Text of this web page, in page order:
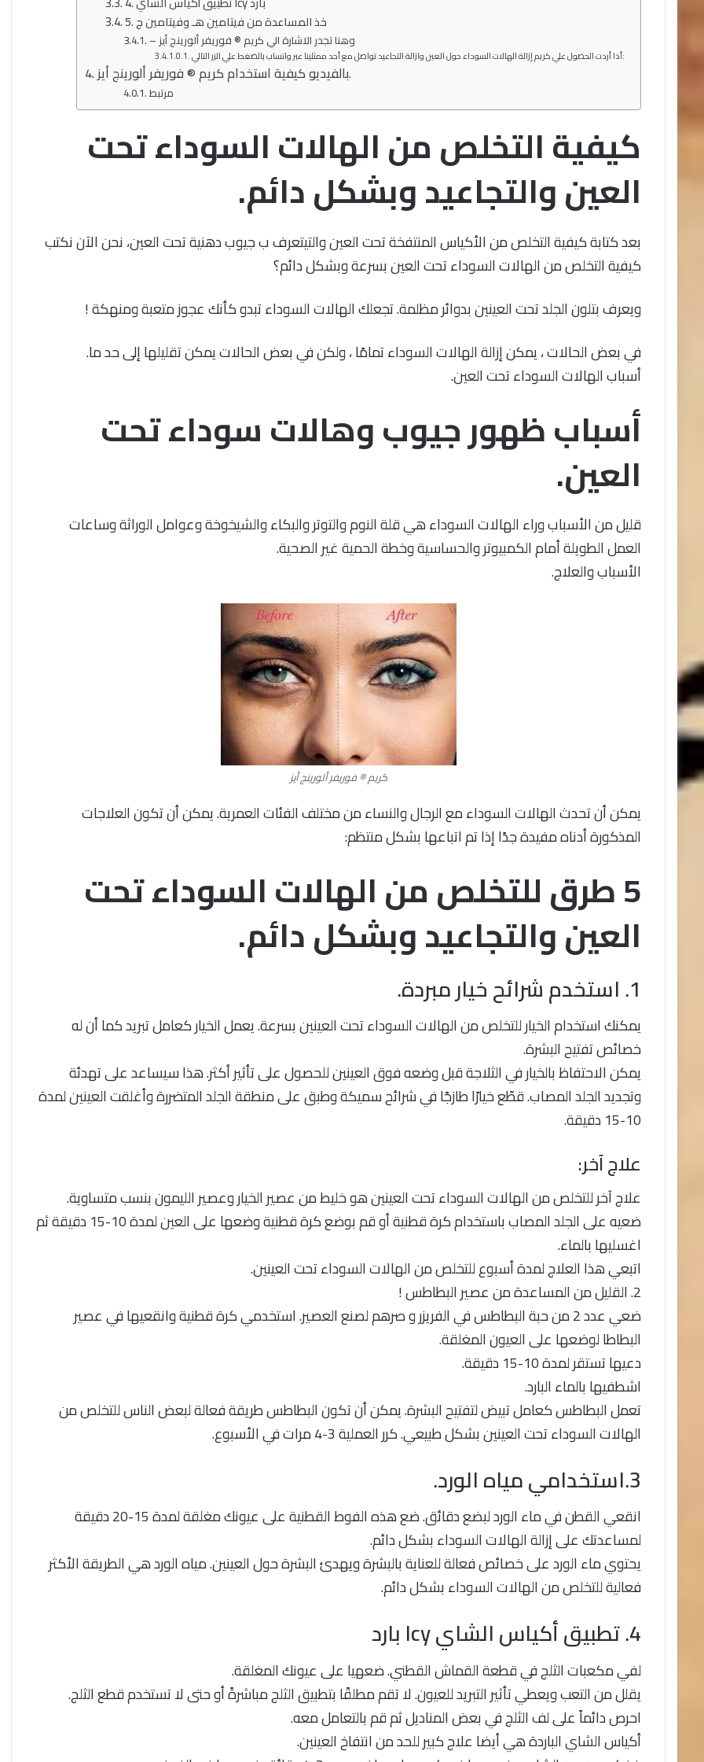
5. خذ المساعدة من فيتامين هـ وفيتامين ج
– وهنا تجدر الاشارة الي كريم ® فوريفر ألورينج أيز
أذا أردت الحصول علي كريم إزالة الهالات السوداء حول العين وازالة التجاعيد تواصل مع أحد ممثلينا عبر واتساب بالضغط علي الزر التالي:
بالفيديو كيفية استخدام كريم ® فوريفر ألورينج أيز.
مرتبط
كيفية التخلص من الهالات السوداء تحت
العين والتجاعيد وبشكل دائم.
بعد كتابة كيفية التخلص من الأكياس المنتفخة تحت العين والتيتعرف ب جيوب دهنية تحت العين، نحن الآن نكتب
كيفية التخلص من الهالات السوداء تحت العين بسرعة وبشكل دائم؟
ويعرف بتلون الجلد تحت العينين بدوائر مظلمة. تجعلك الهالات السوداء تبدو كأنك عجوز متعبة ومنهكة !
في بعض الحالات ، يمكن إزالة الهالات السوداء تمامًا ، ولكن في بعض الحالات يمكن تقليلها إلى حد ما.
أسباب الهالات السوداء تحت العين.
أسباب ظهور جيوب وهالات سوداء تحت
العين.
قليل من الأسباب وراء الهالات السوداء هي قلة النوم والتوتر والبكاء والشيخوخة وعوامل الوراثة وساعات
العمل الطويلة أمام الكمبيوتر والحساسية وخطة الحمية غير الصحية.
الأسباب والعلاج.
كريم ® فوريفر ألورينج أيز
يمكن أن تحدث الهالات السوداء مع الرجال والنساء من مختلف الفئات العمرية. يمكن أن تكون العلاجات
المذكورة أدناه مفيدة جدًا إذا تم اتباعها بشكل منتظم:
5 طرق للتخلص من الهالات السوداء تحت
العين والتجاعيد وبشكل دائم.
1. استخدم شرائح خيار مبردة.
يمكنك استخدام الخيار للتخلص من الهالات السوداء تحت العينين بسرعة. يعمل الخيار كعامل تبريد كما أن له
خصائص تفتيح البشرة.
يمكن الاحتفاظ بالخيار في الثلاجة قبل وضعه فوق العينين للحصول على تأثير أكثر. هذا سيساعد على تهدئة
وتجديد الجلد المصاب. قطّع خيارًا طازجًا في شرائح سميكة وطبق على منطقة الجلد المتضررة وأغلقت العينين لمدة
10-15 دقيقة.
علاج آخر:
علاج آخر للتخلص من الهالات السوداء تحت العينين هو خليط من عصير الخيار وعصير الليمون بنسب متساوية.
ضعيه على الجلد المصاب باستخدام كرة قطنية أو قم بوضع كرة قطنية وضعها على العين لمدة 10-15 دقيقة ثم
اغسليها بالماء.
اتبعي هذا العلاج لمدة أسبوع للتخلص من الهالات السوداء تحت العينين.
2. القليل من المساعدة من عصير البطاطس !
ضعي عدد 2 من حبة البطاطس في الفريزر و صرهم لصنع العصير. استخدمي كرة قطنية وانقعيها في عصير
البطاطا لوضعها على العيون المغلقة.
دعيها تستقر لمدة 10-15 دقيقة.
اشطفيها بالماء البارد.
تعمل البطاطس كعامل تبيض لتفتيح البشرة. يمكن أن تكون البطاطس طريقة فعالة لبعض الناس للتخلص من
الهالات السوداء تحت العينين بشكل طبيعي. كرر العملية 3-4 مرات في الأسبوع.
3.استخدامي مياه الورد.
انقعي القطن في ماء الورد لبضع دقائق. ضع هذه الفوط القطنية على عيونك مغلقة لمدة 15-20 دقيقة
لمساعدتك على إزالة الهالات السوداء بشكل دائم.
يحتوي ماء الورد على خصائص فعالة للعناية بالبشرة ويهدئ البشرة حول العينين. مياه الورد هي الطريقة الأكثر
فعالية للتخلص من الهالات السوداء بشكل دائم.
4. تطبيق أكياس الشاي Icy بارد
لفي مكعبات الثلج في قطعة القماش القطني. ضعهيا على عيونك المغلقة.
يقلل من التعب ويعطي تأثير التبريد للعيون. لا تقم مطلقًا بتطبيق الثلج مباشرةً أو حتى لا تستخدم قطع الثلج.
احرص دائماً على لف الثلج في بعض المناديل ثم قم بالتعامل معه.
أكياس الشاي الباردة هي أيضا علاج كبير للحد من انتفاخ العينين.
ماكا في النهدي
السعودية
شراء ملتي ماكا في السعودية ودول
الخليج أماكن البيع
و
القذف
|
المنتج
الأصلي
فيتوليز و سرعة القذف | المنتج الأصلي